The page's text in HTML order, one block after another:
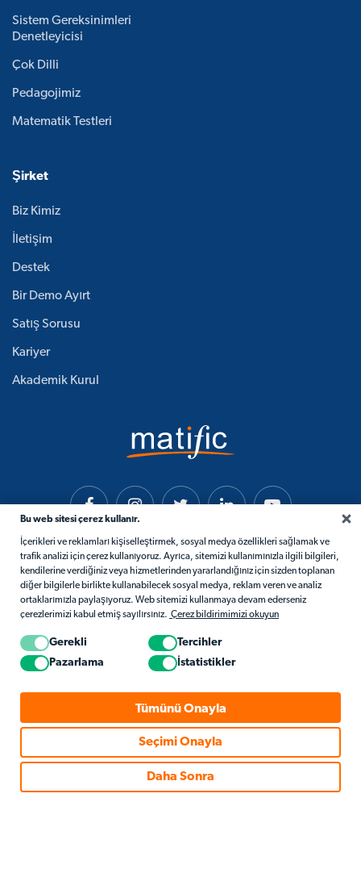
Bu web sitesi çerez kullanır.
İçerikleri ve reklamları kişiselleştirmek, sosyal medya özellikleri sağlamak ve
trafik analizi için çerez kullanıyoruz. Ayrıca, sitemizi kullanımınızla ilgili bilgileri,
kendilerine verdiğiniz veya hizmetlerinden yararlandığınız için sizden toplanan
diğer bilgilerle birlikte kullanabilecek sosyal medya, reklam veren ve analiz
ortaklarımızla paylaşıyoruz. Web sitemizi kullanmaya devam ederseniz
çerezlerimizi kabul etmiş sayılırsınız. Çerez bildirimimizi okuyun
Gerekli
Tercihler
Pazarlama
İstatistikler
Tümünü Onayla
Seçimi Onayla
Daha Sonra
Sistem Gereksinimleri
Denetleyicisi
Çok Dilli
Pedagojimiz
Matematik Testleri
Şirket
Biz Kimiz
İletişim
Destek
Bir Demo Ayırt
Satış Sorusu
Kariyer
Akademik Kurul
© 2026 Matific. Tüm Hakları Saklıdır.
Gizlilik Şartlar Çerez Politikası